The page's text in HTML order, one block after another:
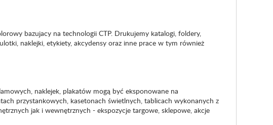
bazujacy na technologii CTP. Drukujemy katalogi, foldery,
naklejki, etykiety, akcydensy oraz inne prace w tym również
naklejek, plakatów mogą być eksponowane na
przystankowych, kasetonach świetlnych, tablicach wykonanych z
jak i wewnętrznych - ekspozycje targowe, sklepowe, akcje